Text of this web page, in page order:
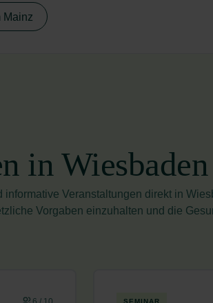
Mainz
in Wiesbaden
Veranstaltungen direkt in
Vorgaben einzuhalten und die
SEMINAR